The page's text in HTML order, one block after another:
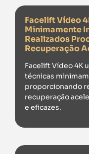
Facelift Vídeo
Minimamente
Realizados
Recuperação
Facelift Vídeo 4K
técnicas
proporcionando
recuperação
e eficazes.